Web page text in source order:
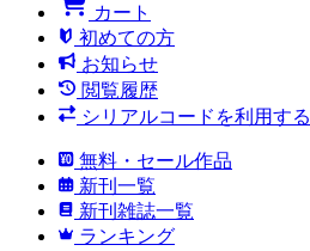
カート
初めての方
お知らせ
閲覧履歴
シリアルコードを利用する
無料・セール作品
新刊一覧
新刊雑誌一覧
ランキング